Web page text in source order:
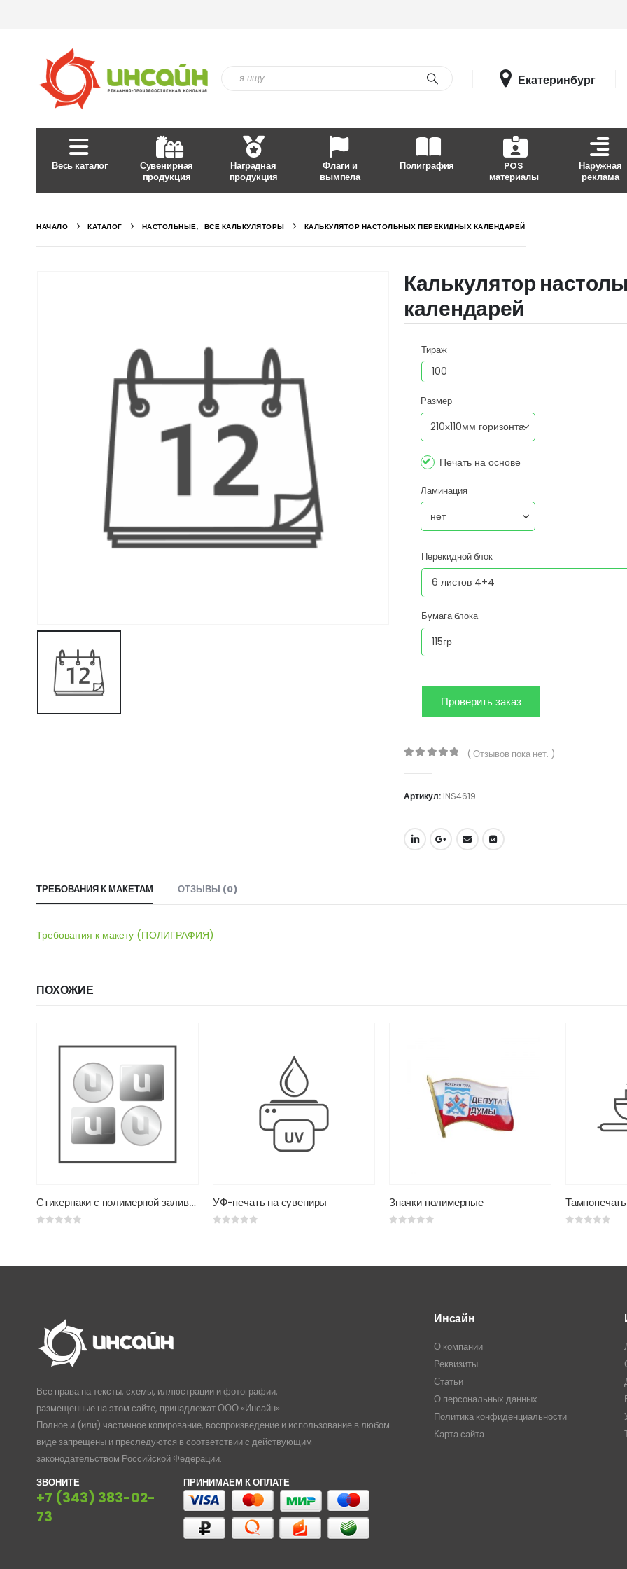
Екатеринбург
Весь каталог
Сувенирная
продукция
Наградная
продукция
Флаги и
вымпела
Полиграфия
POS
материалы
Наружная
реклама
НАЧАЛО КАТАЛОГ НАСТОЛЬНЫЕ, ВСЕ КАЛЬКУЛЯТОРЫ КАЛЬКУЛЯТОР НАСТОЛЬНЫХ ПЕРЕКИДНЫХ КАЛЕНДАРЕЙ
Калькулятор
календарей
Тираж
Размер
Печать на основе
Ламинация
Перекидной блок
Бумага блока
( Отзывов пока нет. )
Артикул: INS4619
ТРЕБОВАНИЯ К МАКЕТАМ ОТЗЫВЫ (0)
Требования к макету (ПОЛИГРАФИЯ)
ПОХОЖИЕ
Стикерпаки с полимерной заливкой УФ-печать на сувениры Значки полимерные Тампопечать
Все права на тексты, схемы, иллюстрации и фотографии,
размещенные на этом сайте, принадлежат ООО «Инсайн».
Полное и (или) частичное копирование, воспроизведение и использование в любом
виде запрещены и преследуются в соответствии с действующим
законодательством Российской Федерации.
ЗВОНИТЕ
+7 (343) 383-02-
73
ПРИНИМАЕМ К ОПЛАТЕ
Инсайн
О компании
Реквизиты
Статьи
О персональных данных
Политика конфиденциальности
Карта сайта